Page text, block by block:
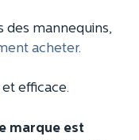
des mannequins,
acheter.
efficace.
marque est